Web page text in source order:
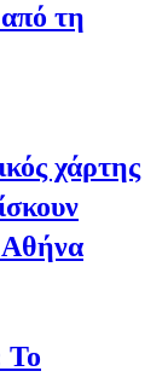
τη
χάρτης
Αθήνα
Το